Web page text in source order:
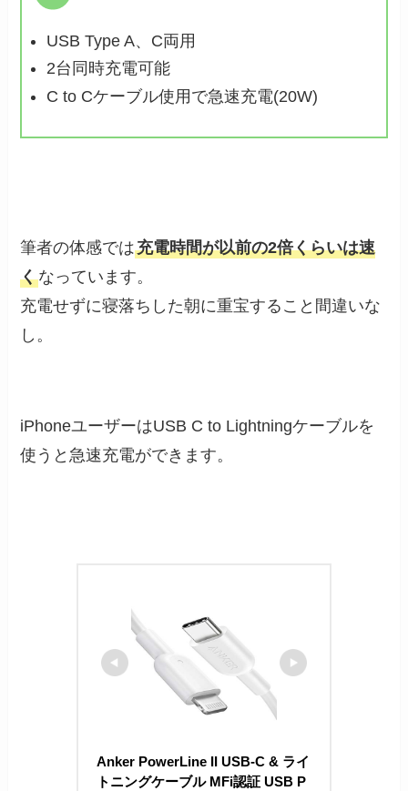
USB Type A、C両用
2台同時充電可能
C to Cケーブル使用で急速充電(20W)
筆者の体感では充電時間が以前の2倍くらいは速
くなっています。
充電せずに寝落ちした朝に重宝すること間違いな
し。
iPhoneユーザーはUSB C to Lightningケーブルを
使うと急速充電ができます。
Anker PowerLine II USB-C & ライ
トニングケーブル MFi認証 USB P